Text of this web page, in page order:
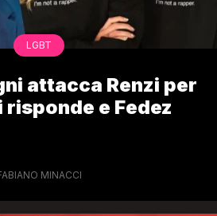
LGBT
attacca Renzi per
risponde e Fedez
MINACCI